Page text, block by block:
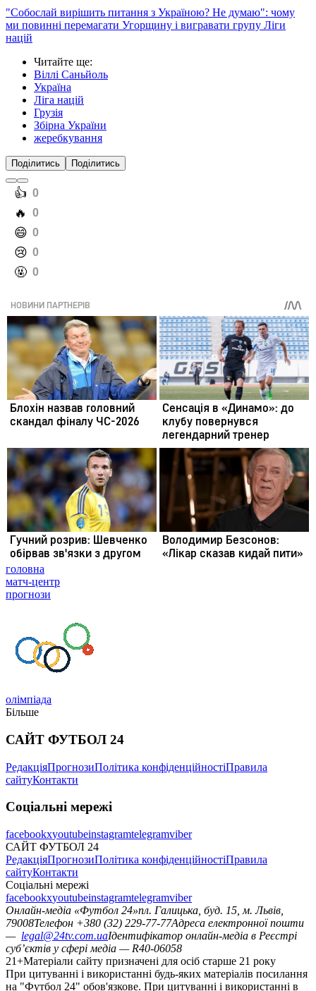
"Собослай вирішить питання з Україною? Не думаю": чому
ми повинні перемагати Угорщину і вигравати групу Ліги
націй
Читайте ще:
Віллі Саньйоль
Україна
Ліга націй
Грузія
Збірна України
жеребкування
Поділитись Поділитись
️👍 0
️🔥 0
️😄 0
️😢 0
️🤬 0
головна
матч-центр
прогнози
олімпіада
Більше
САЙТ ФУТБОЛ 24
РедакціяПрогнозиПолітика конфіденційностіПравила
сайтуКонтакти
Соціальні мережі
facebookxyoutubeinstagramtelegramviber
САЙТ ФУТБОЛ 24
РедакціяПрогнозиПолітика конфіденційностіПравила
сайтуКонтакти
Соціальні мережі
facebookxyoutubeinstagramtelegramviber
Онлайн-медіа «Футбол 24»пл. Галицька, буд. 15, м. Львів,
79008Телефон +380 (32) 229-77-77Адреса електронної пошти
— legal@24tv.com.uaІдентифікатор онлайн-медіа в Реєстрі
суб’єктів у сфері медіа — R40-06058
21+Матеріали сайту призначені для осіб старше 21 року
При цитуванні і використанні будь-яких матеріалів посилання
на "Футбол 24" обов'язкове. При цитуванні і використанні в